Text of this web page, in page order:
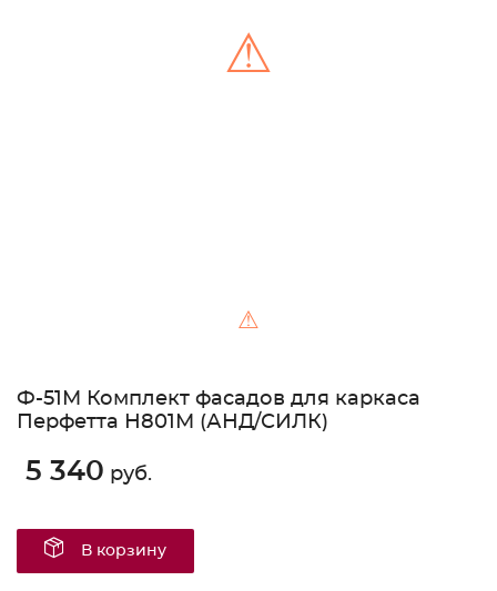
⚠
⚠
Ф-51М Комплект фасадов для каркаса
Перфетта Н801М (АНД/СИЛК)
5 340 руб.
В корзину